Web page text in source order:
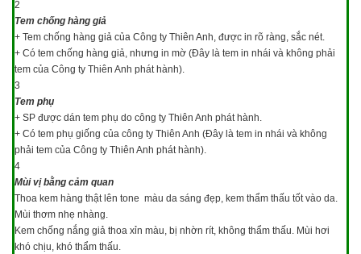
2
Tem chống hàng giả
+ Tem chống hàng giả của Công ty Thiên Anh, được in rõ ràng, sắc nét.
+ Có tem chống hàng giả, nhưng in mờ (Đây là tem in nhái và không phải
tem của Công ty Thiên Anh phát hành).
3
Tem phụ
+ SP được dán tem phụ do công ty Thiên Anh phát hành.
+ Có tem phụ giống của công ty Thiên Anh (Đây là tem in nhái và không
phải tem của Công ty Thiên Anh phát hành).
4
Mùi vị bằng cảm quan
Thoa kem hàng thật lên tone màu da sáng đẹp, kem thẩm thấu tốt vào da.
Mùi thơm nhẹ nhàng.
Kem chống nắng giả thoa xỉn màu, bị nhờn rít, không thẩm thấu. Mùi hơi
khó chịu, khó thẩm thấu.